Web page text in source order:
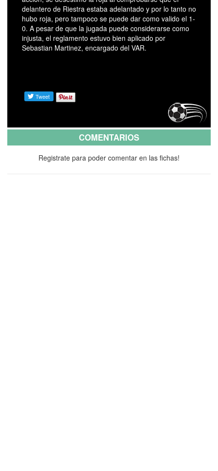
delantero de Riestra estaba adelantado y por lo tanto no
hubo roja, pero tampoco se puede dar como valido el 1-
0. A pesar de que la jugada puede considerarse como
injusta, el reglamento estuvo bien aplicado por
Sebastian Martinez, encargado del VAR.
COMENTARIOS
Registrate para poder comentar en las fichas!